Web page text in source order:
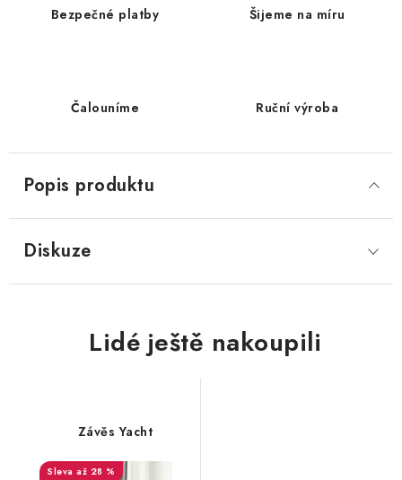
Bezpečné platby Šijeme na míru
Čalouníme Ruční výroba
Popis produktu
Diskuze
Závěs Yacht
až 28 %